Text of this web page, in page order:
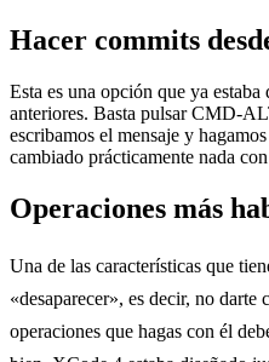
Hacer commits
Esta es una opción que ya
anteriores. Basta pulsar CMD-
escribamos el mensaje y
cambiado prácticamente nada
Operaciones más
Una de las características que
«desaparecer», es decir, no darte
operaciones que hagas con él